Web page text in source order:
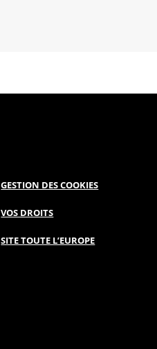
GESTION DES COOKIES
VOS DROITS
SITE TOUTE L’EUROPE